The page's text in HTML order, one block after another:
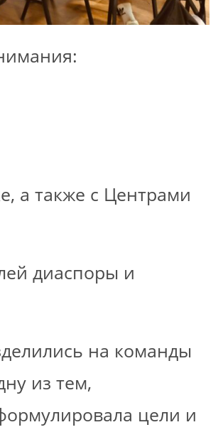
а также с Центрами
диаспоры и
на команды
из тем,
цели и